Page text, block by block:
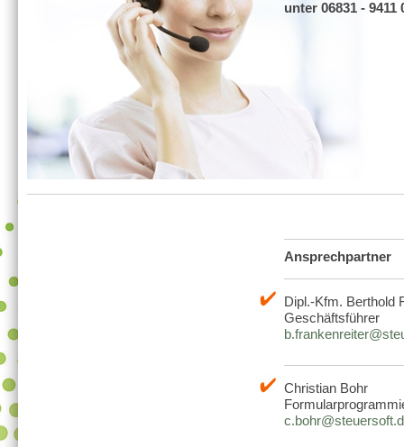
unter 06831 - 9411
Ansprechpartner
Dipl.-Kfm. Berthold
Geschäftsführer
Christian Bohr